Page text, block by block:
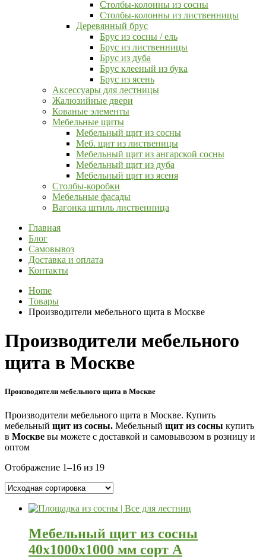
Столбы-колонны из сосны
Столбы-колонны из лиственницы
Деревянный брус
Брус из сосны / ель
Брус из лиственницы
Брус из дуба
Брус клееный из бука
Брус из ясень
Аксессуары для лестницы
Жалюзийные двери
Кованые элементы
Мебельные щиты
Мебельный щит из сосны
Меб. щит из лиственицы
Мебельный щит из ангарской сосны
Мебельный щит из дуба
Мебельный щит из ясеня
Столбы-коробки
Мебельные фасады
Вагонка штиль лиственница
Главная
Блог
Самовывоз
Доставка и оплата
Контакты
Home
Товары
Производители мебельного щита в Москве
Производители мебельного
щита в Москве
Производители мебельного щита в Москве
Производители мебельного щита в Москве. Купить
мебельный щит из сосны. Мебельный щит из сосны купить
в Москве вы можете с доставкой и самовывозом в розницу и
оптом
Отображение 1–16 из 19
Мебельный щит из сосны
40х1000х1000 мм сорт А